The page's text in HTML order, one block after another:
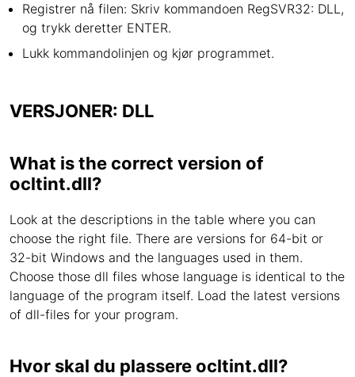
Registrer nå filen: Skriv kommandoen RegSVR32: DLL,
og trykk deretter ENTER.
Lukk kommandolinjen og kjør programmet.
VERSJONER: DLL
What is the correct version of
ocltint.dll?
Look at the descriptions in the table where you can
choose the right file. There are versions for 64-bit or
32-bit Windows and the languages used in them.
Choose those dll files whose language is identical to the
language of the program itself. Load the latest versions
of dll-files for your program.
Hvor skal du plassere ocltint.dll?